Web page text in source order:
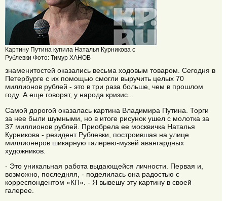
Картину Путина купила Наталья Курникова с
Рублевки Фото: Тимур ХАНОВ
знаменитостей оказались весьма ходовым товаром. Сегодня в
Петербурге с их помощью смогли выручить целых 70
миллионов рублей - это в три раза больше, чем в прошлом
году. А еще говорят, у народа кризис...
Самой дорогой оказалась картина Владимира Путина. Торги
за нее были шумными, но в итоге рисунок ушел с молотка за
37 миллионов рублей. Приобрела ее москвичка Наталья
Курникова - резидент Рублевки, построившая на улице
миллионеров шикарную галерею-музей авангардных
художников.
- Это уникальная работа выдающейся личности. Первая и,
возможно, последняя, - поделилась она радостью с
корреспондентом «КП». - Я вывешу эту картину в своей
галерее.